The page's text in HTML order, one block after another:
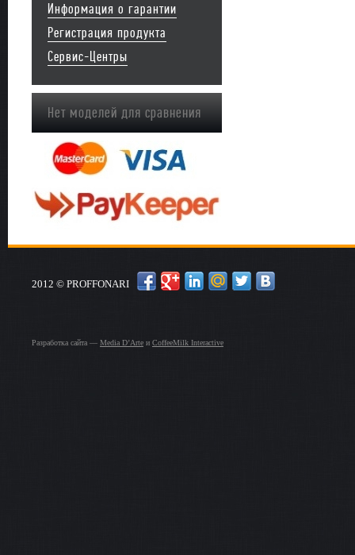
Информация о гарантии
Регистрация продукта
Сервис-Центры
Нет моделей для сравнения
2012 © PROFFONARI
Разработка сайта — Media D’Arte и CoffeeMilk Interactive